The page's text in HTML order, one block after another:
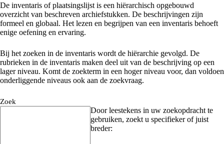
De inventaris of plaatsingslijst is een hiërarchisch opgebouwd
overzicht van beschreven archiefstukken. De beschrijvingen zijn
formeel en globaal. Het lezen en begrijpen van een inventaris behoeft
enige oefening en ervaring.
Bij het zoeken in de inventaris wordt de hiërarchie gevolgd. De
rubrieken in de inventaris maken deel uit van de beschrijving op een
lager niveau. Komt de zoekterm in een hoger niveau voor, dan voldoen
onderliggende niveaus ook aan de zoekvraag.
Zoek
Door leestekens in uw zoekopdracht te
gebruiken, zoekt u specifieker of juist
breder: